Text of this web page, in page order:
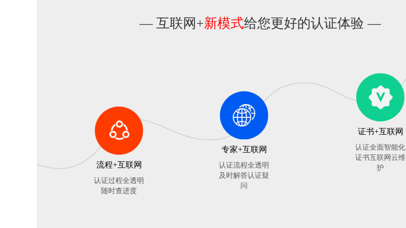
— 互联网+新模式给您更好的认证体验 —
流程+互联网
认证过程全透明
随时查进度
专家+互联网
认证流程全透明
及时解答认证疑
问
证书+互联网
认证全面智能化
证书互联网云维
护